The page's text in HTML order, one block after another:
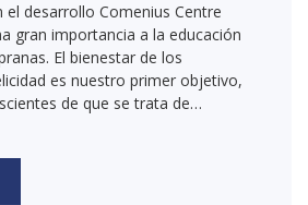
el desarrollo Comenius Centre
gran importancia a la educación
El bienestar de los
es nuestro primer objetivo,
de que se trata de…